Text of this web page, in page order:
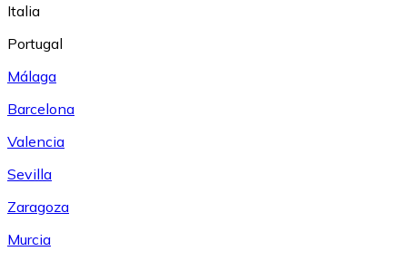
Italia
Portugal
Málaga
Barcelona
Valencia
Sevilla
Zaragoza
Murcia